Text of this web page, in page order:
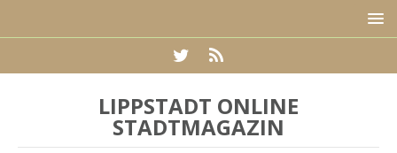
LIPPSTADT ONLINE
STADTMAGAZIN